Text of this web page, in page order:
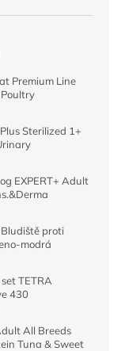
Premium Line
Sterilized 1+
EXPERT+ Adult
Bludiště proti
modrá
TETRA
430
All Breeds
Tuna & Sweet